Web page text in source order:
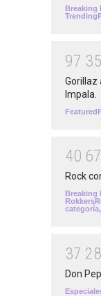
Breaking
97 35
Gorillaz
Impala.
40 67
Rock
Breaking
categoría,
37 28
Don